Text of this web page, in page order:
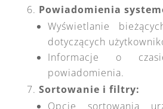
Powiadomienia
Wyświetlanie
dotyczących
Informacje o
powiadomienia.
Sortowanie i filtry:
Opcje sortowania